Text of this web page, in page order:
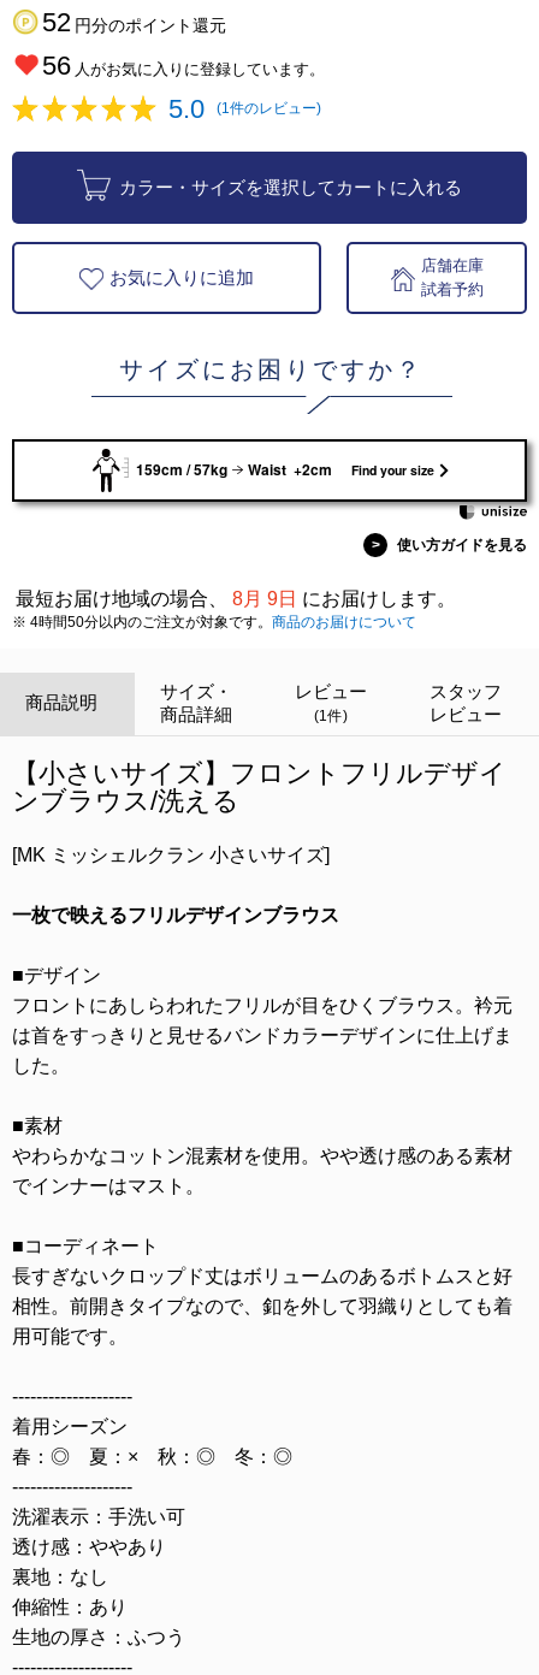
52 円分のポイント還元
56 人がお気に入りに登録しています。
5.0 (1件のレビュー)
カラー・サイズを選択してカートに入れる
お気に入りに追加
店舗在庫
試着予約
サイズにお困りですか？
159cm / 57kg Waist +2cm Find your size
> 使い方ガイドを見る
最短お届け地域の場合、 8月 9日 にお届けします。
※ 4時間50分以内のご注文が対象です。 商品のお届けについて
商品説明
サイズ・
商品詳細
レビュー
(1件)
スタッフ
レビュー
【小さいサイズ】フロントフリルデザイ
ンブラウス/洗える
[MK ミッシェルクラン 小さいサイズ]
一枚で映えるフリルデザインブラウス
■デザイン
フロントにあしらわれたフリルが目をひくブラウス。衿元
は首をすっきりと見せるバンドカラーデザインに仕上げま
した。
■素材
やわらかなコットン混素材を使用。やや透け感のある素材
でインナーはマスト。
■コーディネート
長すぎないクロップド丈はボリュームのあるボトムスと好
相性。前開きタイプなので、釦を外して羽織りとしても着
用可能です。
--------------------
着用シーズン
春：◎ 夏：× 秋：◎ 冬：◎
--------------------
洗濯表示：手洗い可
透け感：ややあり
裏地：なし
伸縮性：あり
生地の厚さ：ふつう
--------------------